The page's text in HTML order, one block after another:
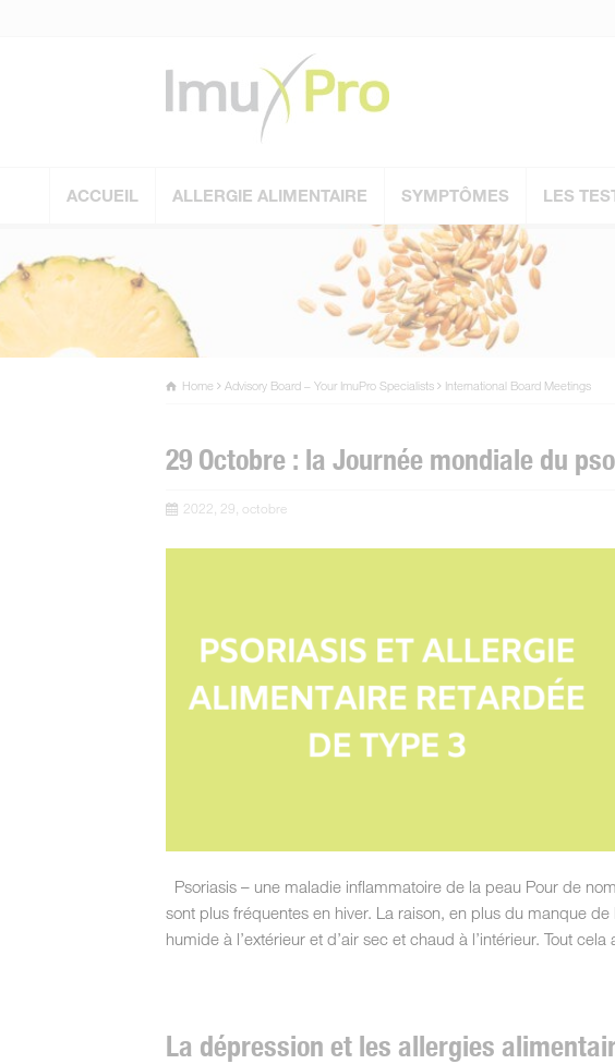
ACCUEIL ALLERGIE ALIMENTAIRE SYMPTÔMES LES
Home Advisory Board – Your ImuPro Specialists International Board Meetings
29 Octobre : la Journée mondiale du
2022, 29, octobre
Psoriasis – une maladie inflammatoire de la peau Pour de
sont plus fréquentes en hiver. La raison, en plus du manque
humide à l’extérieur et d’air sec et chaud à l’intérieur. Tout
La dépression et les allergies